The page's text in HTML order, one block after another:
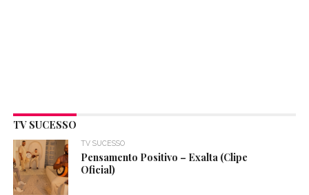
TV SUCESSO
TV SUCESSO
Pensamento Positivo – Exalta (Clipe
Oficial)